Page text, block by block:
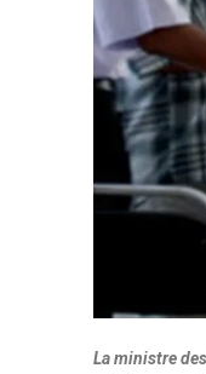
La ministre